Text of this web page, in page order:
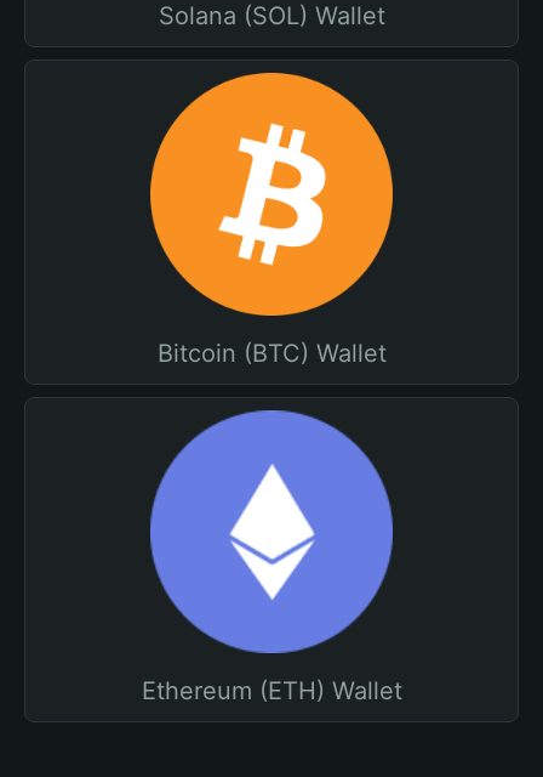
Solana (SOL) Wallet
Bitcoin (BTC) Wallet
Ethereum (ETH) Wallet